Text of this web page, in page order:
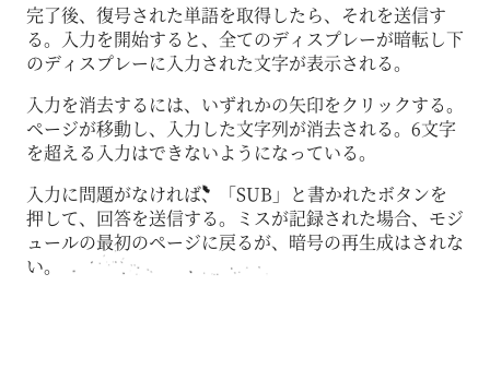
完了後、復号された単語を取得したら、それを送信す
る。入力を開始すると、全てのディスプレーが暗転し下
のディスプレーに入力された文字が表示される。
入力を消去するには、いずれかの矢印をクリックする。
ページが移動し、入力した文字列が消去される。6文字
を超える入力はできないようになっている。
入力に問題がなければ、「SUB」と書かれたボタンを
押して、回答を送信する。ミスが記録された場合、モジ
ュールの最初のページに戻るが、暗号の再生成はされな
い。